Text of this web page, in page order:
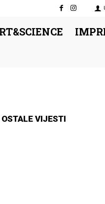
OSTALE VIJESTI